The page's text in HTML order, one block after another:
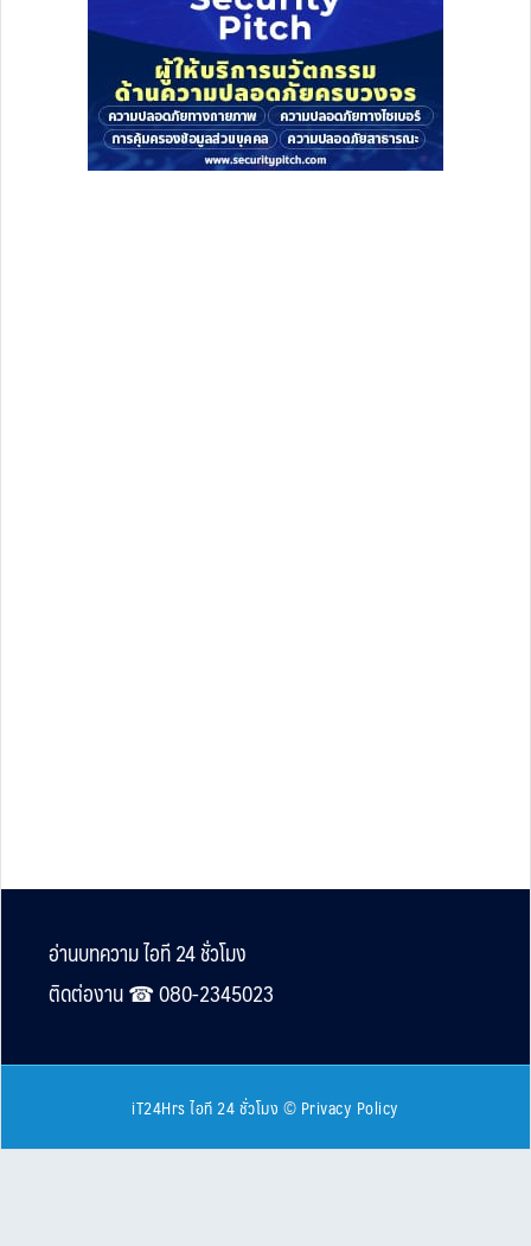
Footer
อ่านบทความ ไอที 24 ชั่วโมง
ติดต่องาน ☎︎ 080-2345023
iT24Hrs ไอที 24 ชั่วโมง © Privacy Policy